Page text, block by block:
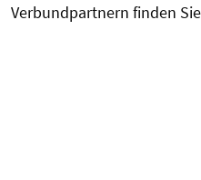
Verbundpartnern finden Sie